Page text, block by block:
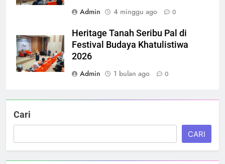
Admin
4 minggu ago 0
Heritage Tanah Seribu Pal di
Festival Budaya Khatulistiwa
2026
Admin
1 bulan ago 0
Cari
CARI